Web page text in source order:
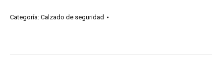
Categoría: Calzado de seguridad